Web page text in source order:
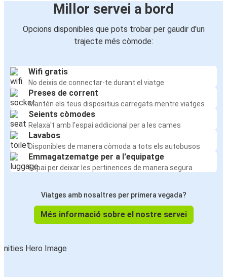
Millor servei a bord
Opcions disponibles que pots trobar per gaudir d'un
trajecte més còmode:
Wifi gratis
No deixis de connectar-te durant el viatge
Preses de corrent
Mantén els teus dispositius carregats mentre viatges
Seients còmodes
Relaxa't amb l'espai addicional per a les cames
Lavabos
Disponibles de manera còmoda a tots els autobusos
Emmagatzematge per a l'equipatge
Espai per deixar les pertinences de manera segura
Viatges amb nosaltres per primera vegada?
Més informació sobre el nostre servei